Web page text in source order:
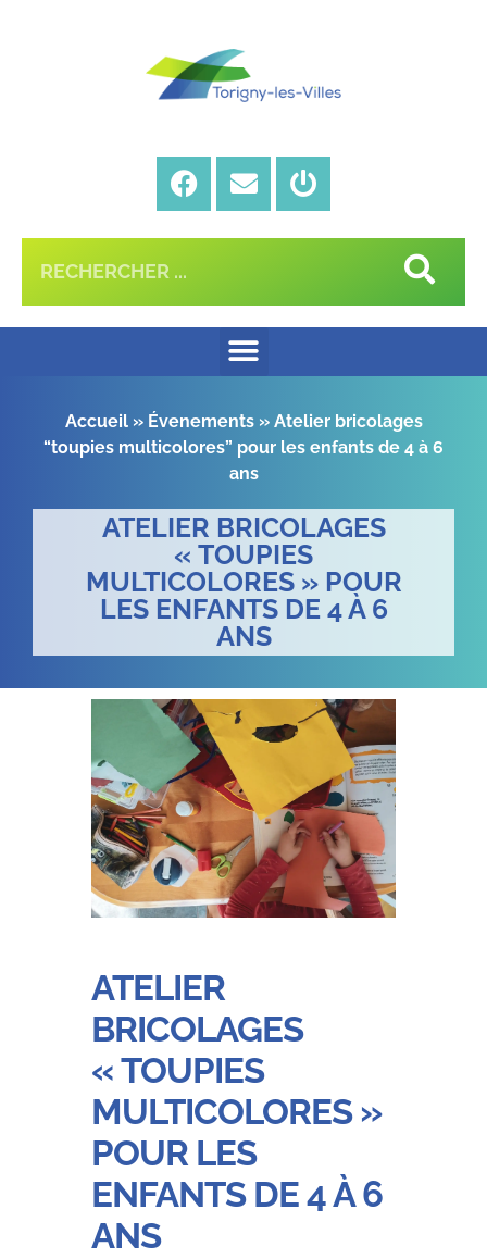
Accueil» Évenements» Atelier bricolages
“toupies multicolores” pour les enfants de 4 à 6
ans
ATELIER BRICOLAGES
« TOUPIES
MULTICOLORES » POUR
LES ENFANTS DE 4 À 6
ANS
ATELIER
BRICOLAGES
« TOUPIES
MULTICOLORES »
POUR LES
ENFANTS DE 4 À 6
ANS